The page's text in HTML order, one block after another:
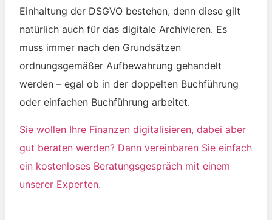
Einhaltung der DSGVO bestehen, denn diese gilt
natürlich auch für das digitale Archivieren. Es
muss immer nach den Grundsätzen
ordnungsgemäßer Aufbewahrung gehandelt
werden – egal ob in der doppelten Buchführung
oder einfachen Buchführung arbeitet.
Sie wollen Ihre Finanzen digitalisieren, dabei aber
gut beraten werden? Dann vereinbaren Sie einfach
ein kostenloses Beratungsgespräch mit einem
unserer Experten.